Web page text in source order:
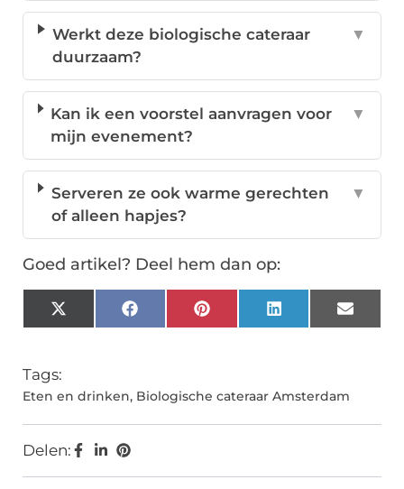
Werkt deze biologische cateraar
duurzaam?
▼
Kan ik een voorstel aanvragen voor
mijn evenement?
▼
Serveren ze ook warme gerechten
of alleen hapjes?
▼
Goed artikel? Deel hem dan op:
X
(Twitter)
FacebookPinterestLinkedInEmail
Tags:
Eten en drinken, Biologische cateraar Amsterdam
Delen: